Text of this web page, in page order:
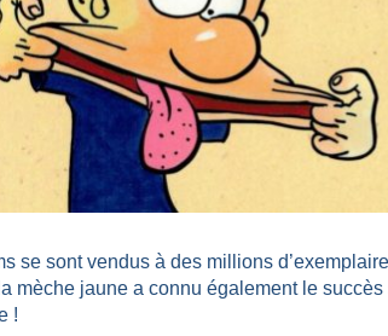
se sont vendus à des millions
mèche jaune a connu également le succès
!